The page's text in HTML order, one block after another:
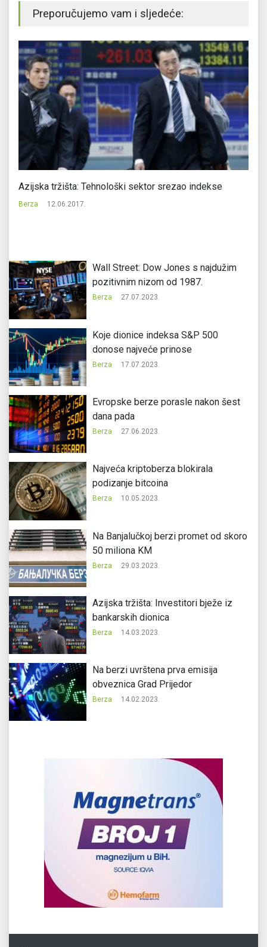
Preporučujemo vam i sljedeće:
Azijska tržišta: Tehnološki sektor srezao indekse
Berza 12.06.2017.
Wall Street: Dow Jones s najdužim
pozitivnim nizom od 1987.
Berza 27.07.2023.
Koje dionice indeksa S&P 500
donose najveće prinose
Berza 17.07.2023.
Evropske berze porasle nakon šest
dana pada
Berza 27.06.2023.
Najveća kriptoberza blokirala
podizanje bitcoina
Berza 10.05.2023.
Na Banjalučkoj berzi promet od skoro
50 miliona KM
Berza 29.03.2023.
Azijska tržišta: Investitori bježe iz
bankarskih dionica
Berza 14.03.2023.
Na berzi uvrštena prva emisija
obveznica Grad Prijedor
Berza 14.02.2023.